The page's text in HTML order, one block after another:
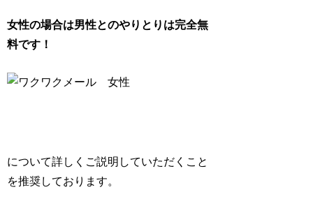
女性の場合は男性とのやりとりは完全無
料です！
について詳しくご説明していただくこと
を推奨しております。